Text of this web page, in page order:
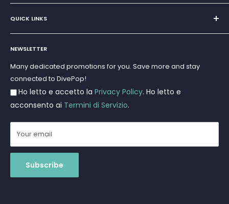
Home
Super Offer
Brands
Scuba diving
Freediving and Spearfishing
Gift Cards
QUICK LINKS
Search
Terms and Conditions
Privacy Policy
Returns and Refunds
Shipments
NEWSLETTER
Many dedicated promotions for you. Save more and stay
connected to DivePop!
Ho letto e accetto la Privacy Policy. Ho letto e
acconsento ai Termini di Servizio.
Your email
Subscribe